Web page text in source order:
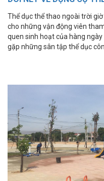
THIENTRUONGSPORT -
Thể dục thể thao ngoài trời
cho những vận động viên
quen sinh hoạt của hàng
gặp những sân tập thể dục
vực mà Thiên Trường Sport
dụng cụ thể thao ngoài trời là
luôn chú trọng hàng đầu,
những sản phẩm tốt nhất,